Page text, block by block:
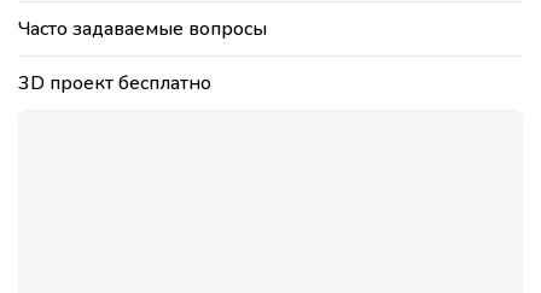
Часто задаваемые вопросы
3D проект бесплатно